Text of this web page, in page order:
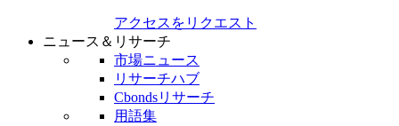
アクセスをリクエスト
ニュース＆リサーチ
市場ニュース
リサーチハブ
Cbondsリサーチ
用語集